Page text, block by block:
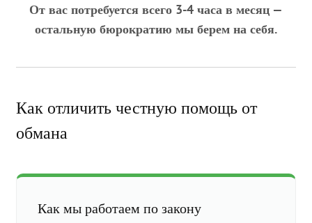
От вас потребуется всего 3-4 часа в месяц —
остальную бюрократию мы берем на себя.
Как отличить честную помощь от
обмана
Как мы работаем по закону